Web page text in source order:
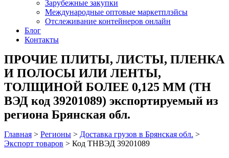
Зарубежные закупки
Международные оптовые маркетплэйсы
Отслеживание контейнеров онлайн
Блог
Контакты
ПРОЧИЕ ПЛИТЫ, ЛИСТЫ, ПЛЕНКА
И ПОЛОСЫ ИЛИ ЛЕНТЫ,
ТОЛЩИНОЙ БОЛЕЕ 0,125 ММ (ТН
ВЭД код 39201089) экспортируемый из
региона Брянская обл.
Главная > Регионы > Доставка грузов в Брянская обл. >
Экспорт товаров > Код ТНВЭД 39201089